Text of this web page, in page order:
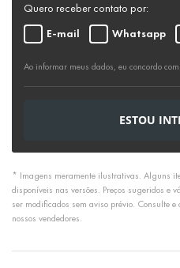
Quero receber contato por:
E-mail
Whatsapp
Ao informar meus dados, eu concordo
ESTOU
* Imagens meramente ilustrativas. Alguns
disponíveis nas versões. Preços sugeridos e
ser modificados sem aviso prévio. Consulte
nossos vendedores.